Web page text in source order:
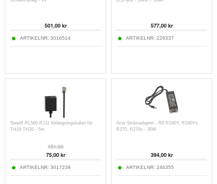
501,00kr
ARTIKELNR: 3016514
577,00kr
ARTIKELNR: 229337
Sonoff RL560 RJ11 förlängningskabel för
TH16 TH20 - 5m
151,00
75,00kr
ARTIKELNR: 3017239
Acer Strömadapter - R0 R240Y, R240Yv,
R270, R270v - 30W
394,00kr
ARTIKELNR: 246355